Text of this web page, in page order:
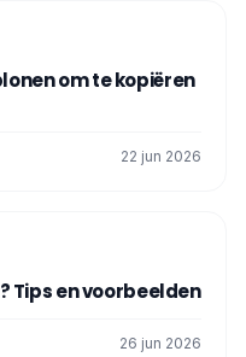
om te kopiëren
22 jun 2026
Tips en voorbeelden
26 jun 2026